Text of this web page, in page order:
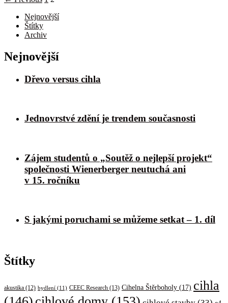
Nejnovější
Štítky
Archiv
Nejnovější
Dřevo versus cihla
Jednovrstvé zdění je trendem současnosti
Zájem studentů o „Soutěž o nejlepší projekt“
společnosti Wienerberger neutuchá ani
v 15. ročníku
S jakými poruchami se můžeme setkat – 1. díl
Štítky
akustika (12) bydlení (11) CEEC Research (13) Cihelna Štěrboholy (17) cihla